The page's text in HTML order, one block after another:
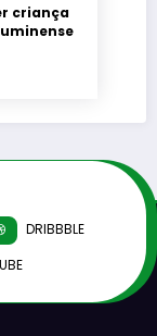
criança
DRIBBBLE